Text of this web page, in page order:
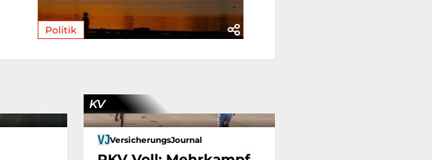
Politik
KV
VersicherungsJournal